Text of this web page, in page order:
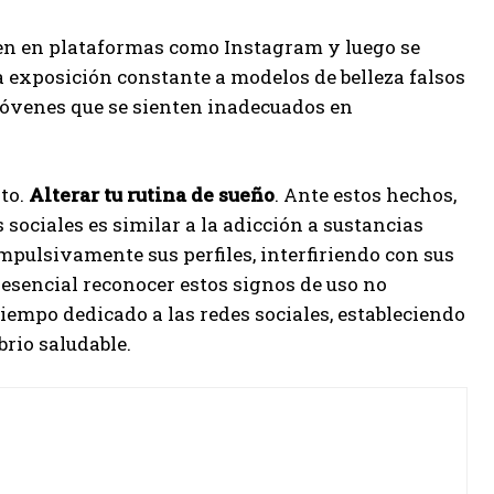
en plataformas como Instagram y luego se
exposición constante a modelos de belleza falsos
que se sienten inadecuados en
Alterar tu rutina de sueño. Ante estos hechos,
es similar a la adicción a sustancias
sus perfiles, interfiriendo con sus
reconocer estos signos de uso no
dedicado a las redes sociales, estableciendo
saludable.